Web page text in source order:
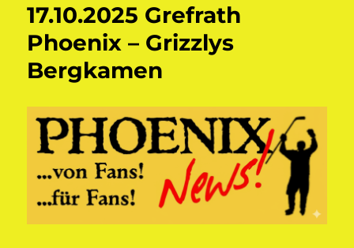
17.10.2025 Grefrath
Phoenix – Grizzlys
Bergkamen